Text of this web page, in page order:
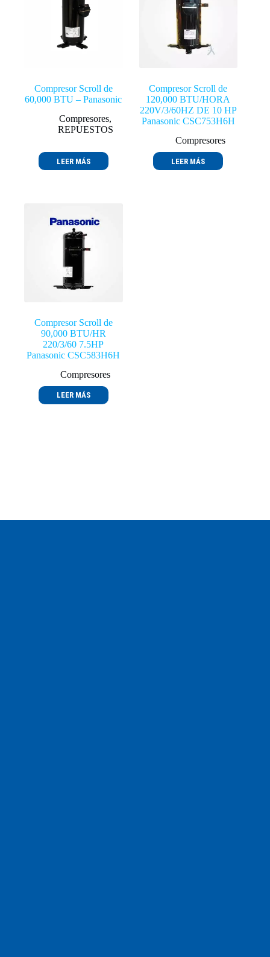
Compresor Scroll de
60,000 BTU – Panasonic
Compresores,
REPUESTOS
LEER MÁS
Compresor Scroll de
120,000 BTU/HORA
220V/3/60HZ DE 10 HP
Panasonic CSC753H6H
Compresores
LEER MÁS
Compresor Scroll de
90,000 BTU/HR
220/3/60 7.5HP
Panasonic CSC583H6H
Compresores
LEER MÁS